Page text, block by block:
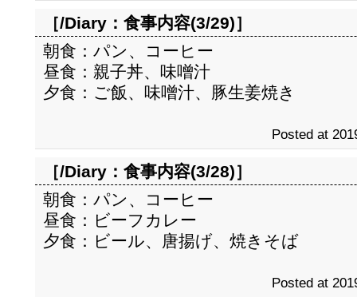
［/Diary： 食事内容(3/29)］
朝食：パン、コーヒー
昼食：親子丼、味噌汁
夕食：ご飯、味噌汁、豚生姜焼き
Posted at
［/Diary： 食事内容(3/28)］
朝食：パン、コーヒー
昼食：ビーフカレー
夕食：ビール、唐揚げ、焼きそば
Posted at